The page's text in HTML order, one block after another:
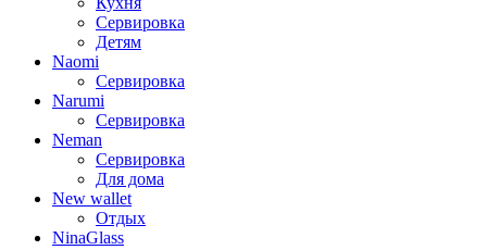
Сервировка
Детям
Naomi
Сервировка
Narumi
Сервировка
Neman
Сервировка
Для дома
New wallet
Отдых
NinaGlass